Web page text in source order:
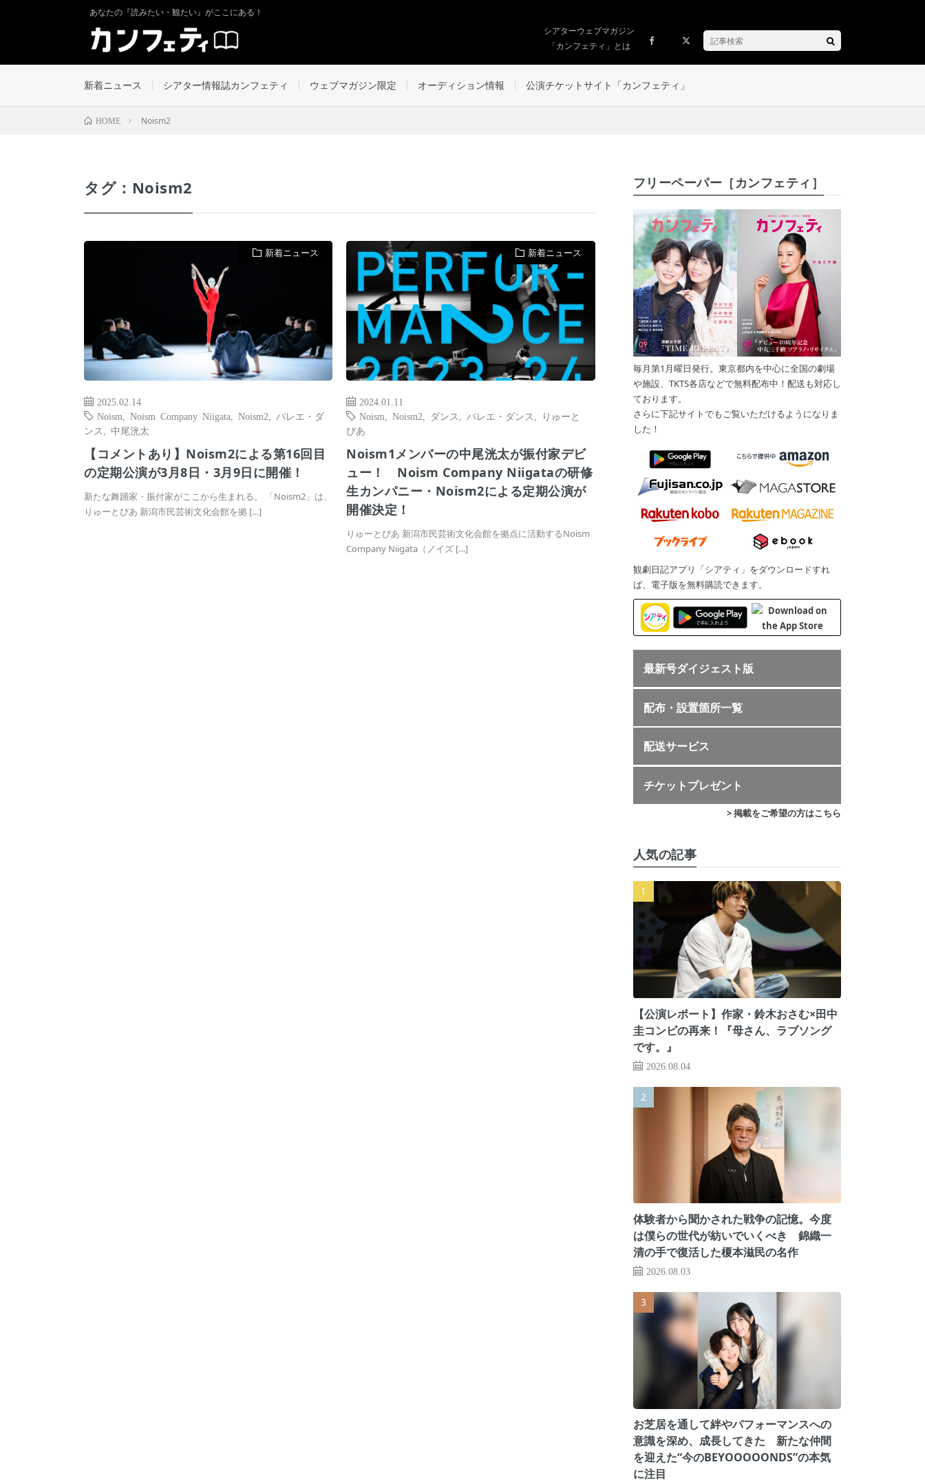
あなたの『読みたい・観たい』がここにある！
シアターウェブマガジン
「カンフェティ」とは
新着ニュース シアター情報誌カンフェティ ウェブマガジン限定 オーディション情報 公演チケットサイト「カンフェティ」
HOME Noism2
タグ：Noism2
新着ニュース
2025.02.14
Noism
Noism Company Niigata Noism2
バレエ・ダ
ンス
中尾洸太
【コメントあり】Noism2による第16回目
の定期公演が3月8日・3月9日に開催！
新たな舞踊家・振付家がここから生まれる。 「Noism2」は、
りゅーとぴあ 新潟市民芸術文化会館を拠 […]
新着ニュース
2024.01.11
Noism ,Noism2 ダンス バレエ・ダンス
りゅーと
ぴあ
Noism1メンバーの中尾洸太が振付家デビ
ュー！ Noism Company Niigataの研修
生カンパニー・Noism2による定期公演が
開催決定！
りゅーとぴあ 新潟市民芸術文化会館を拠点に活動するNoism
Company Niigata（ノイズ […]
フリーペーパー［カンフェティ］
毎月第1月曜日発行。東京都内を中心に全国の劇場
や施設、TKTS各店などで無料配布中！配送も対応し
ております。
さらに下記サイトでもご覧いただけるようになりま
した！
観劇日記アプリ「シアティ」をダウンロードすれ
ば、電子版を無料購読できます。
最新号ダイジェスト版
配布・設置箇所一覧
配送サービス
チケットプレゼント
> 掲載をご希望の方はこちら
人気の記事
【公演レポート】作家・鈴木おさむ×田中
圭コンビの再来！『母さん、ラブソング
です。』
2026.08.04
体験者から聞かされた戦争の記憶。今度
は僕らの世代が紡いでいくべき 錦織一
清の手で復活した榎本滋民の名作
2026.08.03
お芝居を通して絆やパフォーマンスへの
意識を深め、成長してきた 新たな仲間
を迎えた“今のBEYOOOOONDS”の本気
に注目